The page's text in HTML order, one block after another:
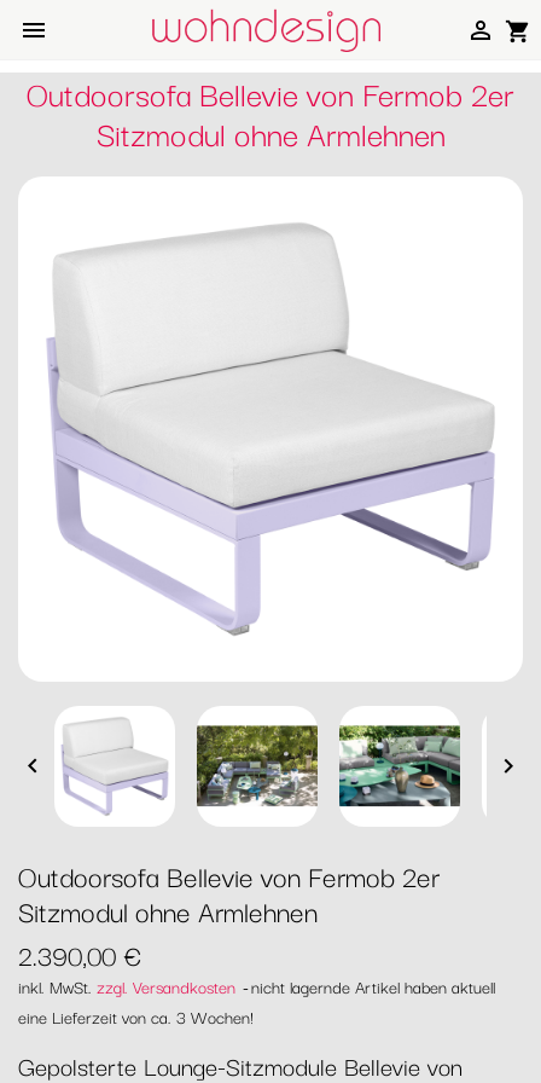
 shopping_cart

Outdoorsofa Bellevie von Fermob 2er
Sitzmodul ohne Armlehnen
 
Outdoorsofa Bellevie von Fermob 2er
Sitzmodul ohne Armlehnen
2.390,00 €
inkl. MwSt. zzgl. Versandkosten nicht lagernde Artikel haben aktuell
eine Lieferzeit von ca. 3 Wochen!
Gepolsterte Lounge-Sitzmodule Bellevie von